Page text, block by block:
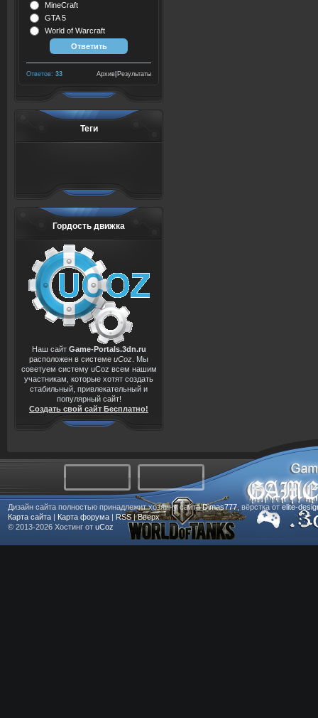
MineCraft
GTA 5
World of Warcraft
Ответов: 33 Результаты
Архив
Теги
Гордость движка
Наш сайт Game-Portals.3dn.ru
расположен в системе uCoz . Мы
советуем систему uCoz всем нашим
участникам, которые хотят создать
стабильный, привлекательный и
популярный сайт!
Создать свой сайт Бесплатно!
Дизайн сайта полностью принадлежит хозяину сайтаDimas777, вёрстка от elite-
Карта сайта | Карта форума | RSS|Вверх
© 2013-2026 Хостинг от uCoz